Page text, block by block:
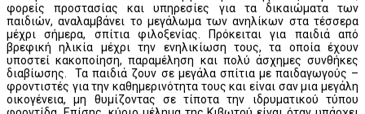
φορείς προστασίας και υπηρεσίες για τα δικαιώματα των
παιδιών, αναλαμβάνει το μεγάλωμα των ανηλίκων στα τέσσερα
μέχρι σήμερα, σπίτια φιλοξενίας. Πρόκειται για παιδιά από
βρεφική ηλικία μέχρι την ενηλικίωση τους, τα οποία έχουν
υποστεί κακοποίηση, παραμέληση και πολύ άσχημες συνθήκες
διαβίωσης. Τα παιδιά ζουν σε μεγάλα σπίτια με παιδαγωγούς –
φροντιστές για την καθημερινότητα τους και είναι σαν μια μεγάλη
οικογένεια, μη θυμίζοντας σε τίποτα την ιδρυματικού τύπου